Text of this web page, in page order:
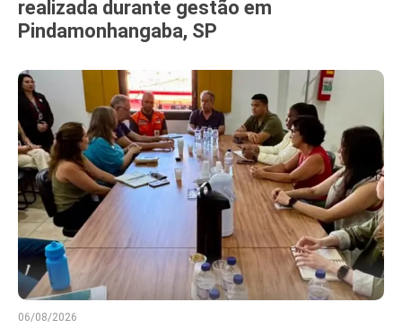
realizada durante gestão em
Pindamonhangaba, SP
06/08/2026